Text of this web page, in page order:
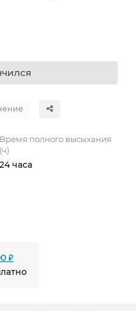
Время полного высыхания
(ч)
24 часа
₽